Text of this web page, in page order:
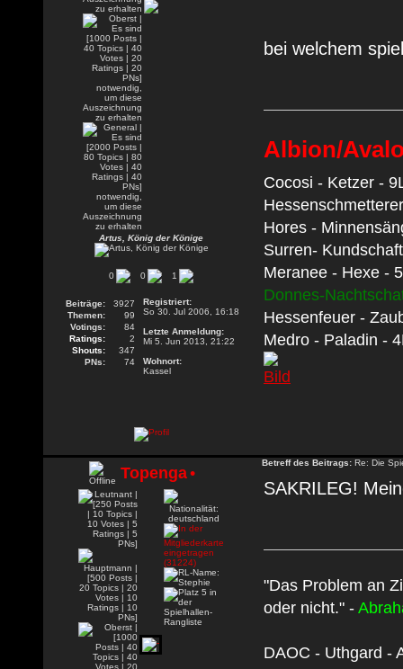
Artus, König der Könige
0 0 1
Beiträge:
3927
Themen:
99
Votings:
84
Ratings:
2
Shouts:
347
PNs:
74
Registriert:
So 30. Jul 2006, 16:18
Letzte Anmeldung:
Mi 5. Jun 2013, 21:22
Wohnort:
Kassel
bei welchem
Albion/
Cocosi - Ketzer -
Hores -
Surren-
Meranee - Hexe -
Donnes-
Hessenfeuer -
Medro - Paladin -
Topenga•
Betreff des Beitrags: Re: Die
SAKRILEG!
"Das Problem an
oder nicht." -
DAOC - Uthgard -